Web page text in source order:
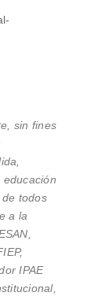
sin fines
todos
a la
IPAE